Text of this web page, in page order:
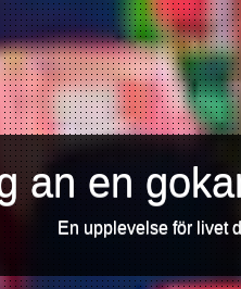
an en
En upplevelse för livet